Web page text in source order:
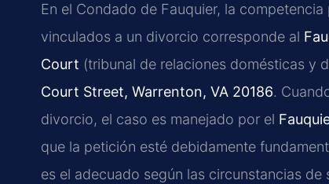
En el Condado de Fauquier, la
vinculados a un divorcio corresponde al
Court (tribunal de relaciones domésticas y
Court Street, Warrenton, VA 20186.
divorcio, el caso es manejado por el
que la petición esté debidamente
es el adecuado según las circunstancias de